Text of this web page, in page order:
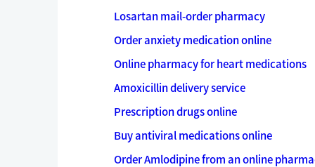
Losartan mail-order pharmacy
Order anxiety medication online
Online pharmacy for heart medications
Amoxicillin delivery service
Prescription drugs online
Buy antiviral medications online
Order Amlodipine from an online